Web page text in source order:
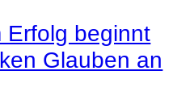
Erfolg beginnt
Glauben an